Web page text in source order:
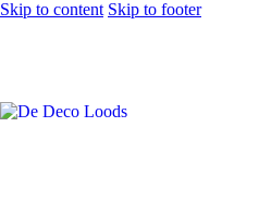
Skip to content Skip to footer